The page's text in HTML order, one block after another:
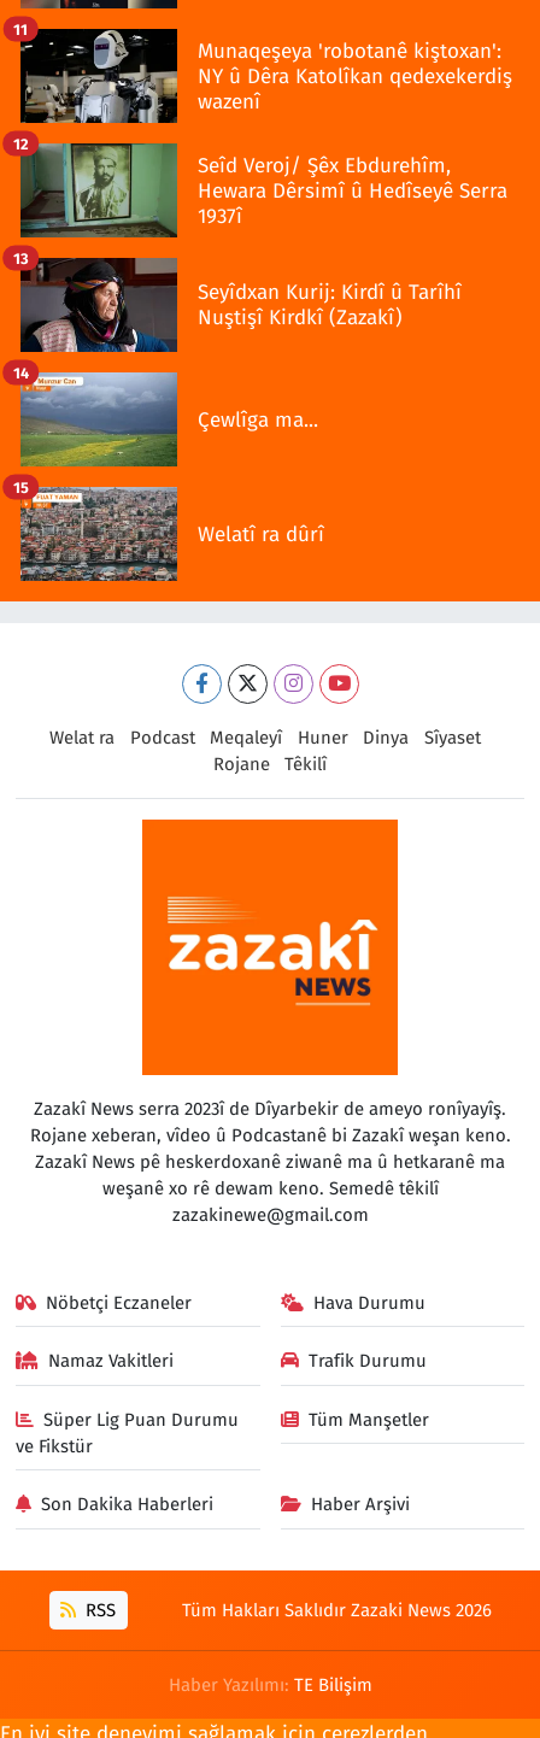
Munaqeşeya 'robotanê kiştoxan':
NY û Dêra Katolîkan qedexekerdiş
wazenî
11
Seîd Veroj/ Şêx Ebdurehîm,
Hewara Dêrsimî û Hedîseyê Serra
1937î
12
Seyîdxan Kurij: Kirdî û Tarîhî
Nuştişî Kirdkî (Zazakî)
13
Çewlîga ma...
14
Welatî ra dûrî
15
Welat ra Podcast Meqaleyî Huner Dinya
Sîyaset
Rojane
Têkilî
Zazakî News serra 2023î de Dîyarbekir de ameyo ronîyayîş.
Rojane xeberan, vîdeo û Podcastanê bi Zazakî weşan keno.
Zazakî News pê heskerdoxanê ziwanê ma û hetkaranê ma
weşanê xo rê dewam keno. Semedê têkilî
zazakinewe@gmail.com
Nöbetçi Eczaneler Hava Durumu
Namaz Vakitleri Trafik Durumu
Süper Lig Puan Durumu
ve Fikstür
Tüm Manşetler
Son Dakika Haberleri Haber Arşivi
RSS Tüm Hakları Saklıdır Zazaki News 2026
Haber Yazılımı: TE Bilişim